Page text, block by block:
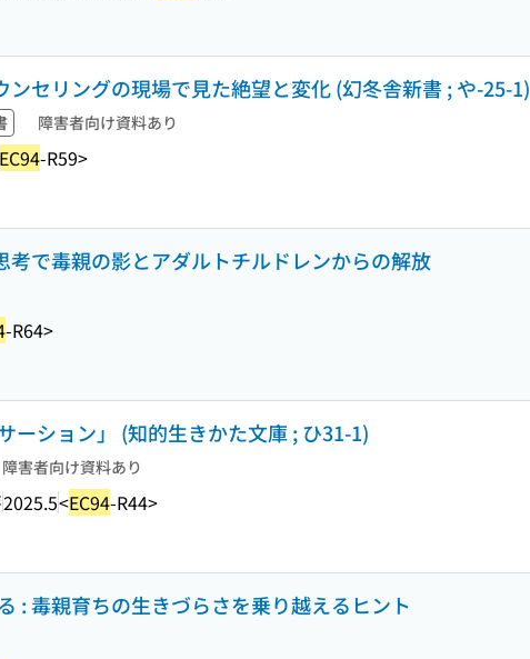
ンセリングの現場で見た絶望と変化 (幻冬舎新書 ; や-25-1)
障害者向け資料あり
EC94-R59>
考で毒親の影とアダルトチルドレンからの解放
-R64>
ーション」 (知的生きかた文庫 ; ひ31-1)
障害者向け資料あり
2025.5<EC94-R44>
: 毒親育ちの生きづらさを乗り越えるヒント